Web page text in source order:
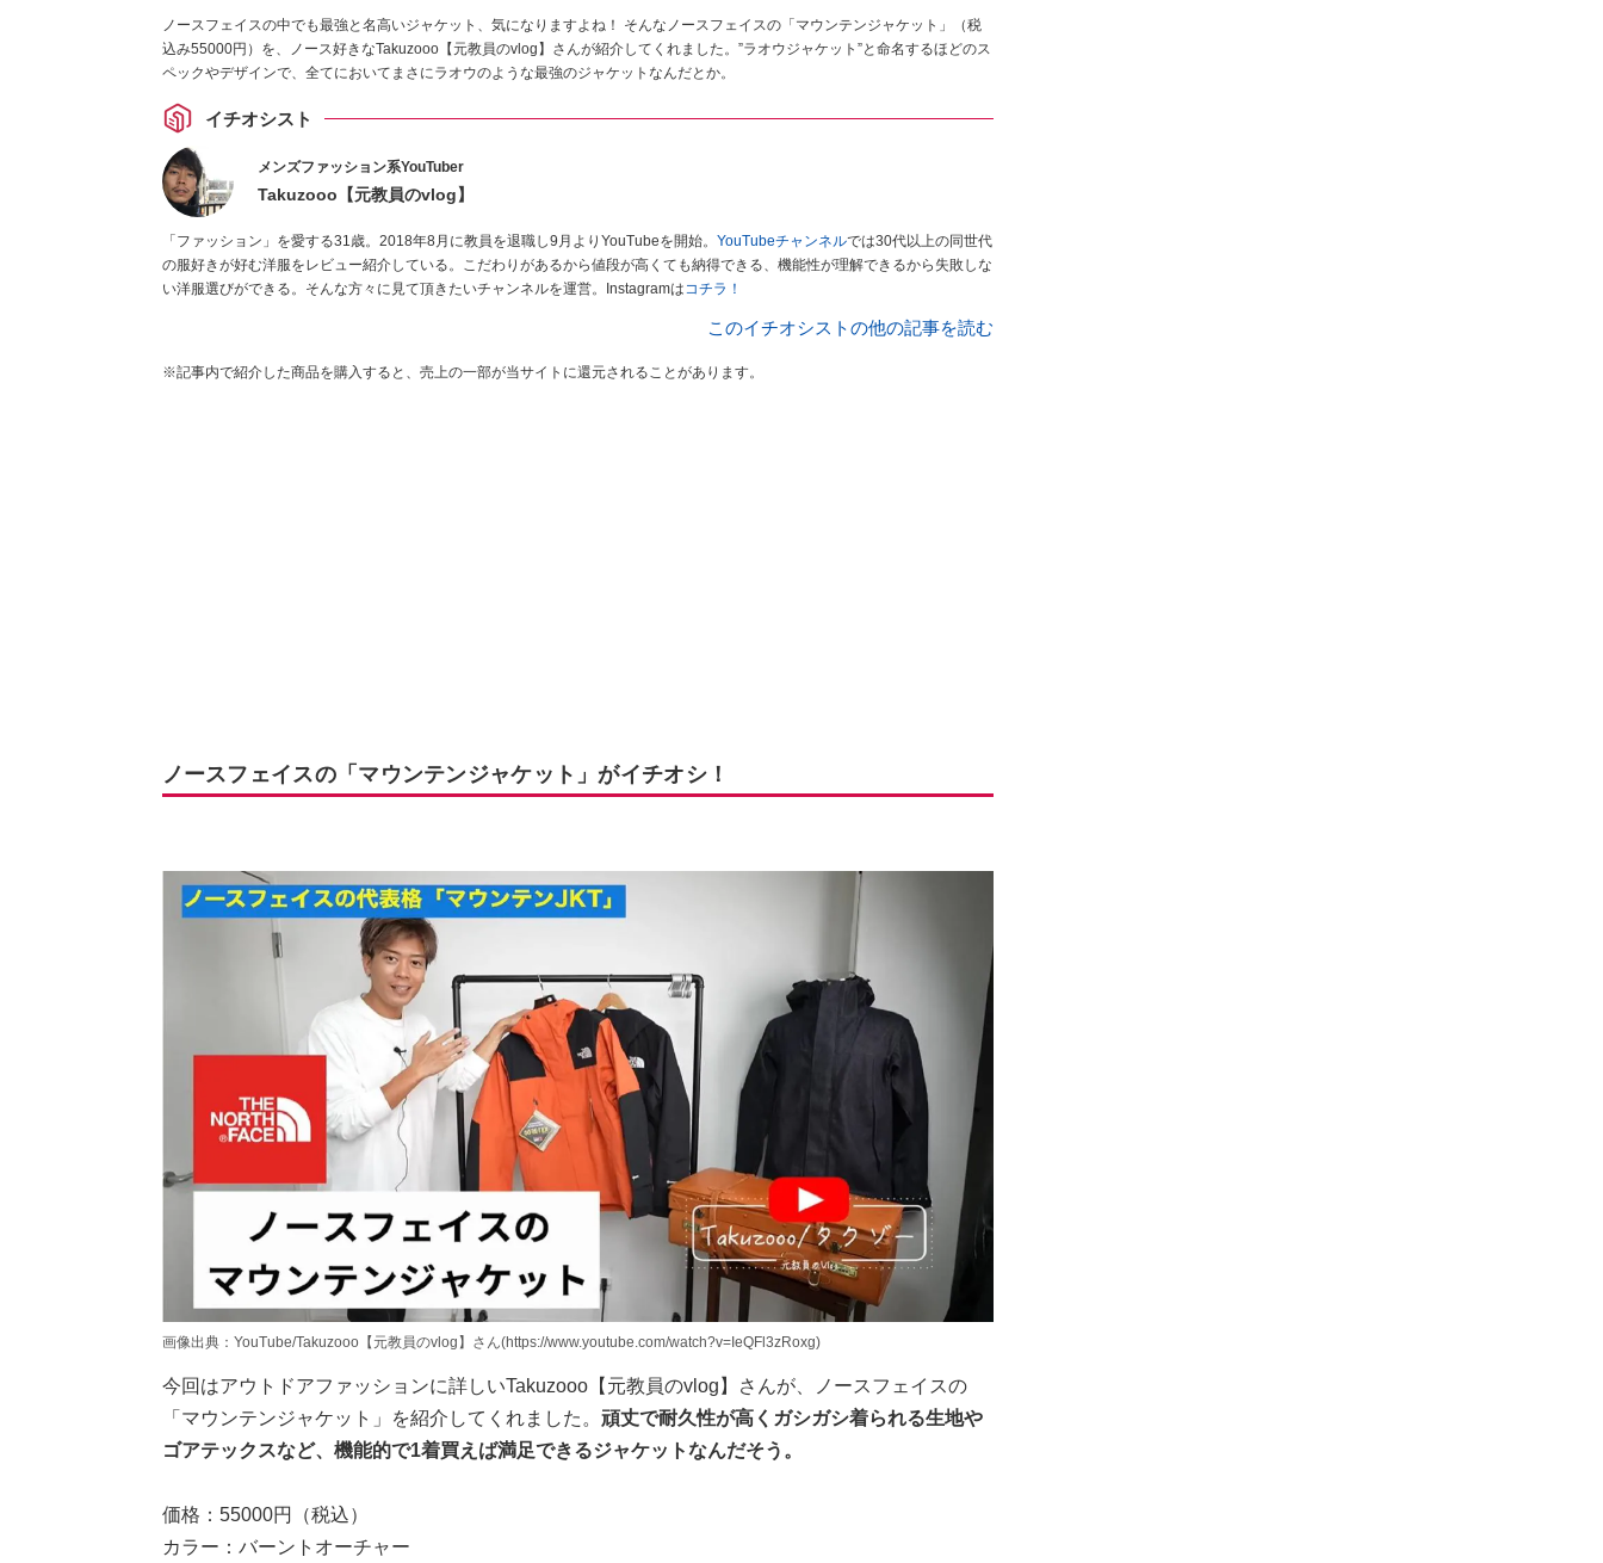
ノースフェイスの中でも最強と名高いジャケット、気になりますよね！ そんなノースフェイスの「マウンテンジャケット」（税
込み55000円）を、ノース好きなTakuzooo【元教員のvlog】さんが紹介してくれました。”ラオウジャケット”と命名するほどのス
ペックやデザインで、全てにおいてまさにラオウのような最強のジャケットなんだとか。
イチオシスト
メンズファッション系YouTuber
Takuzooo【元教員のvlog】
「ファッション」を愛する31歳。2018年8月に教員を退職し9月よりYouTubeを開始。 YouTubeチャンネルでは30代以上の同世代
の服好きが好む洋服をレビュー紹介している。こだわりがあるから値段が高くても納得できる、機能性が理解できるから失敗しな
い洋服選びができる。そんな方々に見て頂きたいチャンネルを運営。Instagramはコチラ！
このイチオシストの他の記事を読む
※記事内で紹介した商品を購入すると、売上の一部が当サイトに還元されることがあります。
ノースフェイスの「マウンテンジャケット」がイチオシ！
画像出典：YouTube/Takuzooo【元教員のvlog】さん(https://www.youtube.com/watch?v=IeQFl3zRoxg)
今回はアウトドアファッションに詳しいTakuzooo【元教員のvlog】さんが、ノースフェイスの
「マウンテンジャケット」を紹介してくれました。 頑丈で耐久性が高くガシガシ着られる生地や
ゴアテックスなど、機能的で1着買えば満足できるジャケットなんだそう。
価格：55000円（税込）
カラー：バーントオーチャー